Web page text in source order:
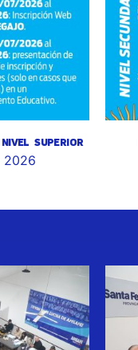
SUPERIOR
2026